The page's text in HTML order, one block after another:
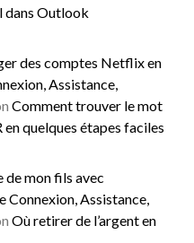
dans Outlook
des comptes Netflix en
Assistance,
Comment trouver le mot
quelques étapes faciles
de mon fils avec
Connexion, Assistance,
Où retirer de l’argent en